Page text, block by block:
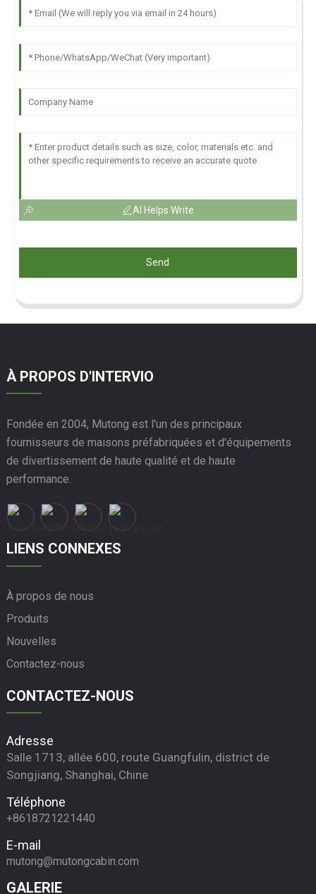
AI Helps Write
Send
À PROPOS D'INTERVIO
Fondée en 2004, Mutong est l'un des principaux
fournisseurs de maisons préfabriquées et d'équipements
de divertissement de haute qualité et de haute
performance.
LIENS CONNEXES
À propos de nous
Produits
Nouvelles
Contactez-nous
CONTACTEZ-NOUS
Adresse
Salle 1713, allée 600, route Guangfulin, district de
Songjiang, Shanghai, Chine
Téléphone
+8618721221440
E-mail
mutong@mutongcabin.com
GALERIE